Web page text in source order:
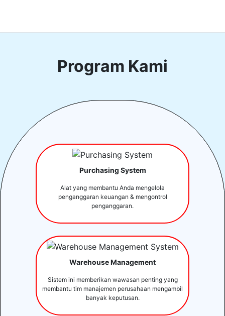
Program Kami
Purchasing System
Alat yang membantu Anda mengelola
penganggaran keuangan & mengontrol
penganggaran.
Warehouse Management
Sistem ini memberikan wawasan penting yang
membantu tim manajemen perusahaan mengambil
banyak keputusan.